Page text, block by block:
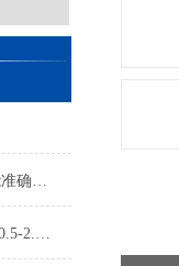
HTV-M记录型甲醛检测仪能准确地测量低浓度的甲醛
Varispenser®plus瓶口分液器0.5-2.5ml